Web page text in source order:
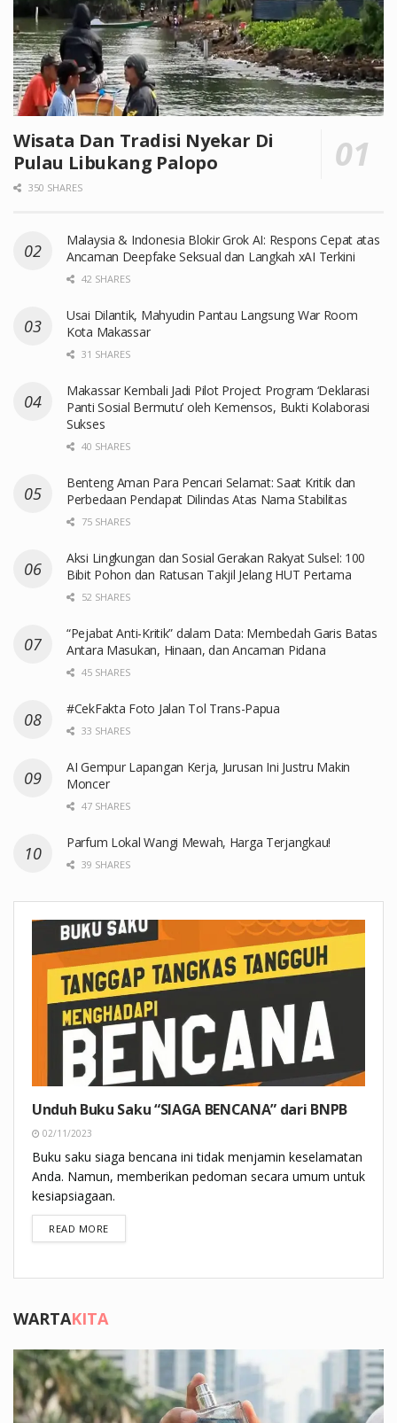
Wisata Dan Tradisi Nyekar Di
Pulau Libukang Palopo
350 SHARES
Malaysia & Indonesia Blokir Grok AI: Respons Cepat atas
Ancaman Deepfake Seksual dan Langkah xAI Terkini
42 SHARES
Usai Dilantik, Mahyudin Pantau Langsung War Room
Kota Makassar
31 SHARES
Makassar Kembali Jadi Pilot Project Program ‘Deklarasi
Panti Sosial Bermutu’ oleh Kemensos, Bukti Kolaborasi
Sukses
40 SHARES
Benteng Aman Para Pencari Selamat: Saat Kritik dan
Perbedaan Pendapat Dilindas Atas Nama Stabilitas
75 SHARES
Aksi Lingkungan dan Sosial Gerakan Rakyat Sulsel: 100
Bibit Pohon dan Ratusan Takjil Jelang HUT Pertama
52 SHARES
“Pejabat Anti-Kritik” dalam Data: Membedah Garis Batas
Antara Masukan, Hinaan, dan Ancaman Pidana
45 SHARES
#CekFakta Foto Jalan Tol Trans-Papua
33 SHARES
AI Gempur Lapangan Kerja, Jurusan Ini Justru Makin
Moncer
47 SHARES
Parfum Lokal Wangi Mewah, Harga Terjangkau!
39 SHARES
Unduh Buku Saku “SIAGA BENCANA” dari BNPB
02/11/2023
Buku saku siaga bencana ini tidak menjamin keselamatan
Anda. Namun, memberikan pedoman secara umum untuk
kesiapsiagaan.
READ MOREDETAILS
WARTAKITA